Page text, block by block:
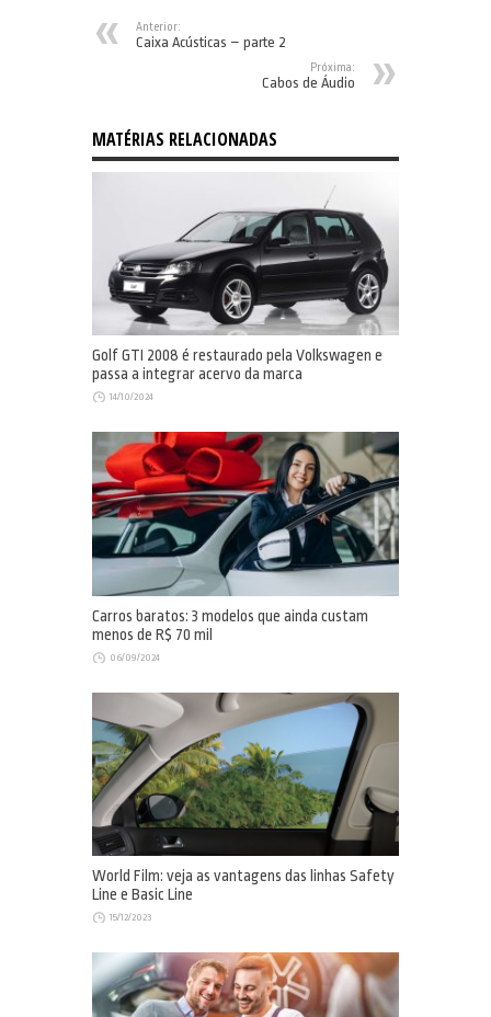
Anterior:
Caixa Acústicas – parte 2
Próxima:
Cabos de Áudio
MATÉRIAS RELACIONADAS
Golf GTI 2008 é restaurado pela Volkswagen e
passa a integrar acervo da marca
14/10/2024
Carros baratos: 3 modelos que ainda custam
menos de R$ 70 mil
06/09/2024
World Film: veja as vantagens das linhas Safety
Line e Basic Line
15/12/2023